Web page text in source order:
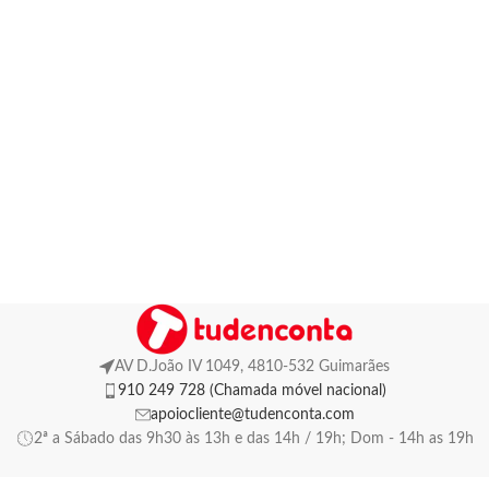
AV D.João IV 1049, 4810-532 Guimarães
910 249 728 (Chamada móvel nacional)
apoiocliente@tudenconta.com
2ª a Sábado das 9h30 às 13h e das 14h / 19h; Dom - 14h as 19h